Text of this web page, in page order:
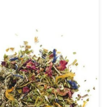
w Połączeniu z Konopiami
które można palić oraz
tytoń oraz marihuana.
i zaskakująca, a poniżej
Co ciekawe, rośliny te